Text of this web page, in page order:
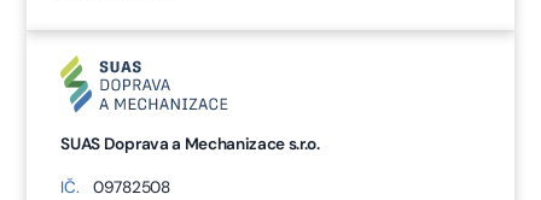
SUAS Doprava a Mechanizace s.r.o.
IČ.
09782508